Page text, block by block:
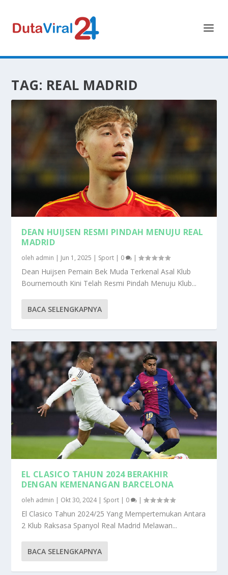
TAG: REAL MADRID
DEAN HUIJSEN RESMI PINDAH MENUJU REAL
MADRID
oleh admin | Jun 1, 2025 | Sport | 0 |
Dean Huijsen Pemain Bek Muda Terkenal Asal Klub
Bournemouth Kini Telah Resmi Pindah Menuju Klub...
BACA SELENGKAPNYA
EL CLASICO TAHUN 2024 BERAKHIR
DENGAN KEMENANGAN BARCELONA
oleh admin | Okt 30, 2024| Sport | 0 |
El Clasico Tahun 2024/25 Yang Mempertemukan Antara
2 Klub Raksasa Spanyol Real Madrid Melawan...
BACA SELENGKAPNYA